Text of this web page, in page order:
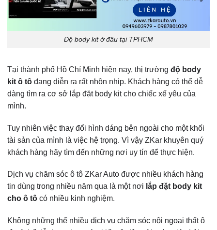
Độ body kit ở đâu tại TPHCM
Tại thành phố Hồ Chí Minh hiện nay, thị trường độ body
kit ô tô đang diễn ra rất nhộn nhịp. Khách hàng có thể dễ
dàng tìm ra cơ sở lắp đặt body kit cho chiếc xế yêu của
mình.
Tuy nhiên việc thay đổi hình dáng bên ngoài cho một khối
tài sản của mình là việc hệ trọng. Vì vậy ZKar khuyên quý
khách hàng hãy tìm đến những nơi uy tín để thực hiện.
Dịch vụ chăm sóc ô tô ZKar Auto được nhiều khách hàng
tin dùng trong nhiều năm qua là một nơi lắp đặt body kit
cho ô tô có nhiều kinh nghiệm.
Không những thế nhiều dịch vụ chăm sóc nội ngoại thất ô